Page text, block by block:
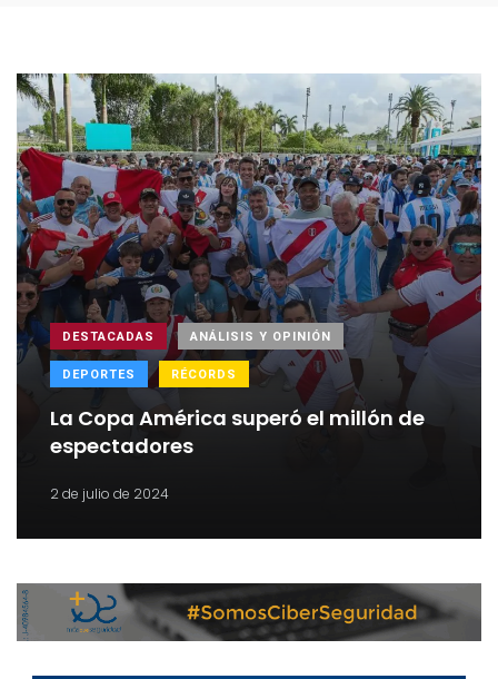
DESTACADAS ANÁLISIS Y OPINIÓN
DEPORTES RÉCORDS
La Copa América superó el millón de
espectadores
2 de julio de 2024